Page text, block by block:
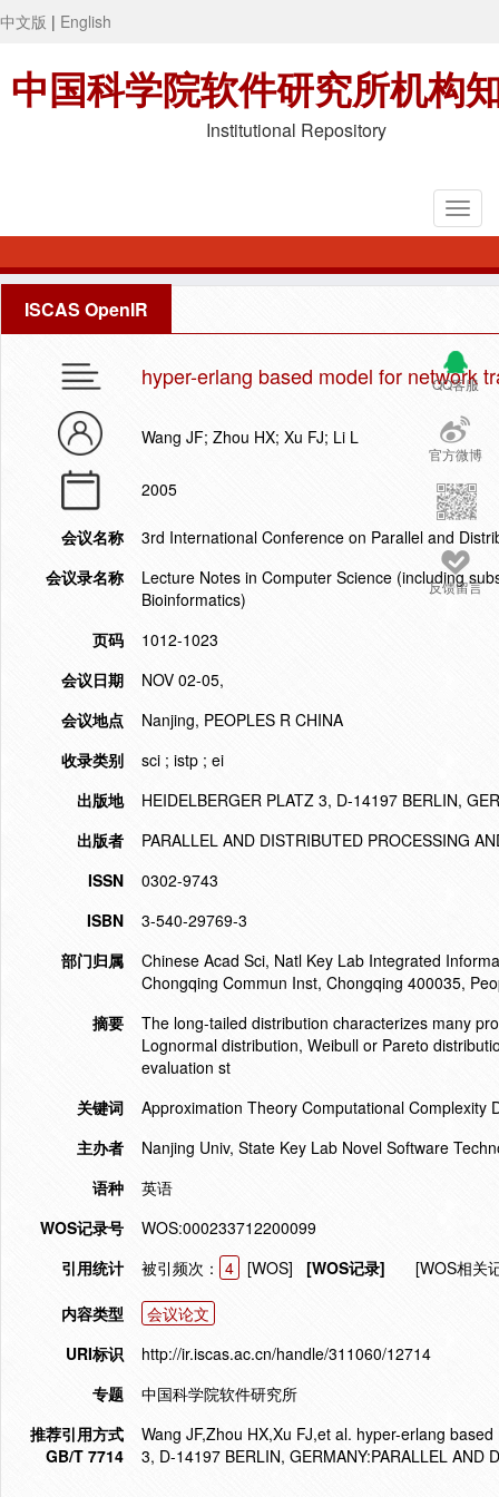
中文版 | English
中国科学院软件研究所机构
Institutional Repository
ISCAS OpenIR
QQ客服
官方微博
反馈留言
hyper-erlang based model for network
Wang JF; Zhou HX; Xu FJ; Li L
2005
会议名称
3rd International Conference on Parallel and
会议录名称
Lecture Notes in Computer Science (including
Bioinformatics)
页码
1012-1023
会议日期
NOV 02-05,
会议地点
Nanjing, PEOPLES R CHINA
收录类别
sci ; istp ; ei
出版地
HEIDELBERGER PLATZ 3, D-14197 BERLIN,
出版者
PARALLEL AND DISTRIBUTED PROCESSING
ISSN
0302-9743
ISBN
3-540-29769-3
部门归属
Chinese Acad Sci, Natl Key Lab Integrated
Chongqing Commun Inst, Chongqing 400035,
摘要
The long-tailed distribution characterizes many
Lognormal distribution, Weibull or Pareto
evaluation st
关键词
Approximation Theory Computational Complexity
主办者
Nanjing Univ, State Key Lab Novel Software
语种
英语
WOS记录号
WOS:000233712200099
引用统计
被引频次： 4 [WOS] [WOS记录] [WOS相关
内容类型
会议论文
URI标识
http://ir.iscas.ac.cn/handle/311060/12714
专题
中国科学院软件研究所
推荐引用方式
GB/T 7714
Wang JF,Zhou HX,Xu FJ,et al. hyper-erlang
3, D-14197 BERLIN, GERMANY:PARALLEL AND